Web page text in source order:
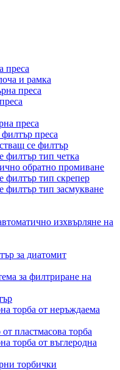
преса
и рамка
преса
преса
филтър преса
се филтър
филтър тип четка
обратно промиване
филтър тип скрепер
филтър тип засмукване
изхвърляне на
за диатомит
за филтриране на
торба от неръждаема
пластмасова торба
торба от въглеродна
торбички